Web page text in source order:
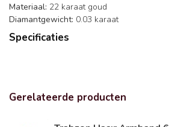
Materiaal: 22 karaat goud
Diamantgewicht: 0.03 karaat
Specificaties
Gerelateerde producten